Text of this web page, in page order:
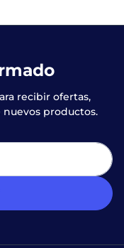
recibir ofertas,
productos.